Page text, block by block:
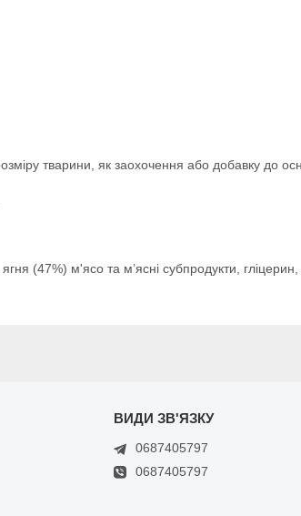
тварини, як заохочення або добавку до
(47%) м'ясо та м’ясні субпродукти,
0687405797
0687405797